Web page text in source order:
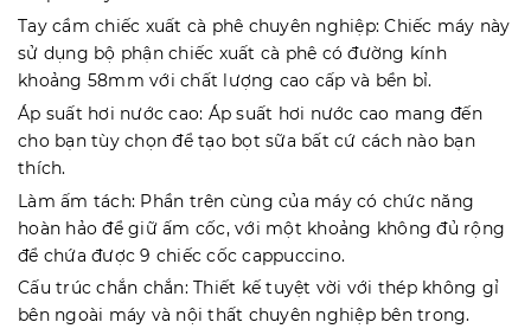
Tay cầm chiếc xuất cà phê chuyên nghiệp: Chiếc máy này
sử dụng bộ phận chiếc xuất cà phê có đường kính
khoảng 58mm với chất lượng cao cấp và bền bỉ.
Áp suất hơi nước cao: Áp suất hơi nước cao mang đến
cho bạn tùy chọn để tạo bọt sữa bất cứ cách nào bạn
thích.
Làm ấm tách: Phần trên cùng của máy có chức năng
hoàn hảo để giữ ấm cốc, với một khoảng không đủ rộng
để chứa được 9 chiếc cốc cappuccino.
Cấu trúc chắn chắn: Thiết kế tuyệt vời với thép không gỉ
bên ngoài máy và nội thất chuyên nghiệp bên trong.